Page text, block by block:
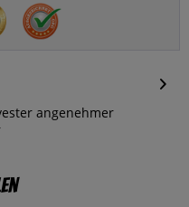
angenehmer